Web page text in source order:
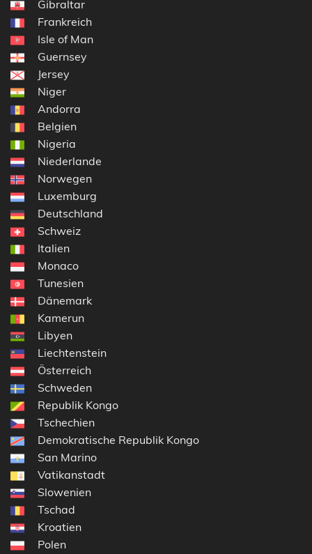
Gibraltar
Frankreich
Isle of Man
Guernsey
Jersey
Niger
Andorra
Belgien
Nigeria
Niederlande
Norwegen
Luxemburg
Deutschland
Schweiz
Italien
Monaco
Tunesien
Dänemark
Kamerun
Libyen
Liechtenstein
Österreich
Schweden
Republik Kongo
Tschechien
Demokratische Republik Kongo
San Marino
Vatikanstadt
Slowenien
Tschad
Kroatien
Polen